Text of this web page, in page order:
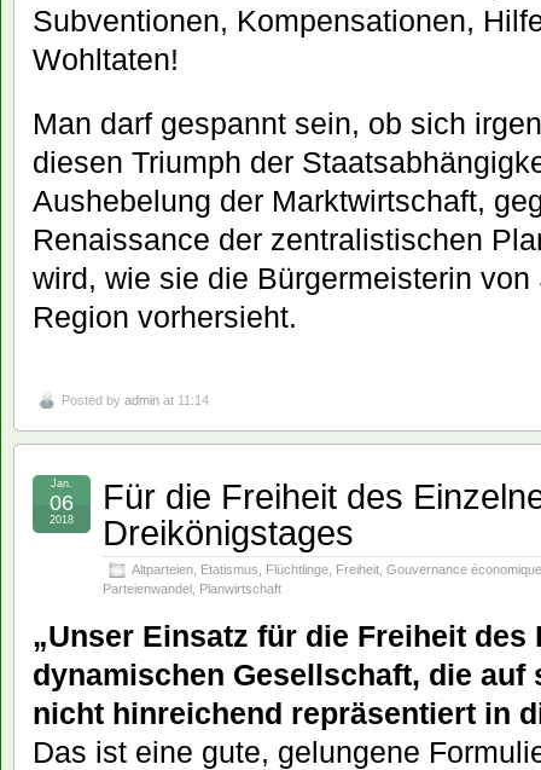
Subventionen, Kompensationen,
Wohltaten!
Man darf gespannt sein, ob sich
diesen Triumph der
Aushebelung der Marktwirtschaft,
Renaissance der zentralistischen
wird, wie sie die Bürgermeisterin von
Region vorhersieht.
Posted by admin at 11:14
Für die Freiheit des
Dreikönigstages
Altparteien Etatismus Flüchtlinge Freiheit Gouvernance économique
Parteienwandel Planwirtschaft
Jan.
06
2018
„Unser Einsatz für die Freiheit des
dynamischen Gesellschaft, die auf
nicht hinreichend repräsentiert in
Das ist eine gute, gelungene